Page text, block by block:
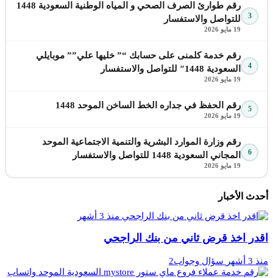
3
رقم طوارئ الصرف الصحي و المياه الوطنية السعودية 1448
للتواصل والاستفسار
19 مايو 2026
4
رقم خدمة كلمنى على حسابك “” خليها علي”” موبايلي
السعودية 1448″ للتواصل والاستفسار
19 مايو 2026
5 رقم الحفظ في جداره الخط الساخن الموحد 1448
19 مايو 2026
6
رقم وزارة الموارد البشرية والتنمية الاجتماعية الموحد
المجاني السعودية 1448 للتواصل والاستفسار
19 مايو 2026
أحدث الأخبار
منذ 3 أشهر
اقدر اخذ قرض ثاني من بنك الراجحي
منذ 3 أشهر سؤال وجواب2